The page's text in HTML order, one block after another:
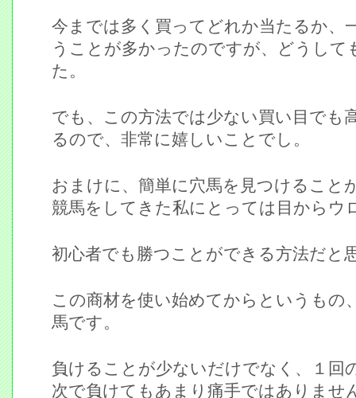
今までは多く買ってどれか当たるか、
うことが多かったのですが、どうして
た。
でも、この方法では少ない買い目でも
るので、非常に嬉しいことでし。
おまけに、簡単に穴馬を見つけること
競馬をしてきた私にとっては目からウ
初心者でも勝つことができる方法だと
この商材を使い始めてからというもの
馬です。
負けることが少ないだけでなく、１回
次で負けてもあまり痛手ではありませ